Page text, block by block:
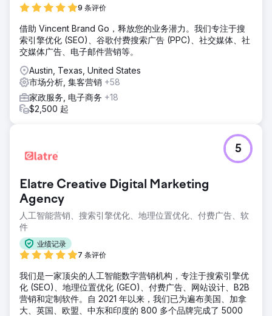
9 条评价
借助 Vincent Brand Go，释放您的业务潜力。我们专注于搜
索引擎优化 (SEO)、谷歌付费搜索广告 (PPC)、社交媒体、社
交媒体广告、电子邮件营销等。
Austin, Texas, United States
市场分析, 集客营销 +58
家政服务, 电子商务 +18
$2,500 起
Elatre Creative Digital Marketing
Agency
人工智能营销、搜索引擎优化、地理位置优化、付费广告、软
件
业绩记录
7 条评价
5
我们是一家顶尖的人工智能数字营销机构，专注于搜索引擎优
化 (SEO)、地理位置优化 (GEO)、付费广告、网站设计、B2B
营销和定制软件。自 2021 年以来，我们已为遍布美国、加拿
大、英国、欧盟、中东和印度的 800 多个品牌完成了 5000